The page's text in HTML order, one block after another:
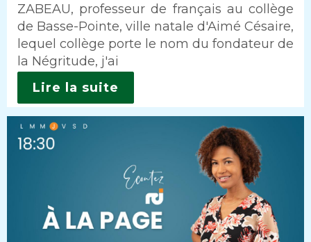
ZABEAU, professeur de français au collège
de Basse-Pointe, ville natale d'Aimé Césaire,
lequel collège porte le nom du fondateur de
la Négritude, j'ai
Lire la suite